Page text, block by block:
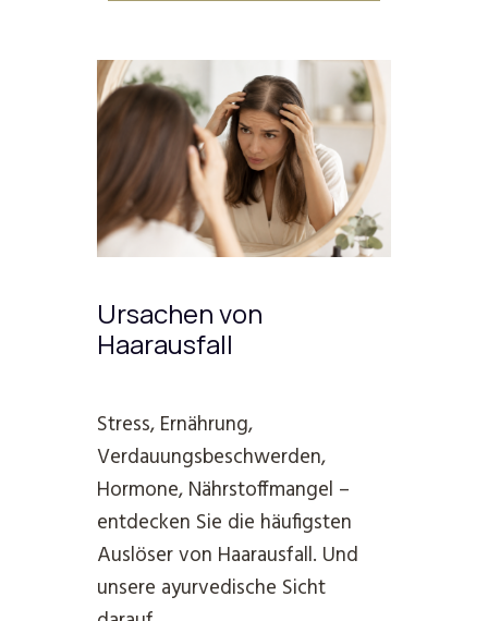
Ursachen von
Haarausfall
Stress, Ernährung,
Verdauungsbeschwerden,
Hormone, Nährstoffmangel –
entdecken Sie die häufigsten
Auslöser von Haarausfall. Und
unsere ayurvedische Sicht